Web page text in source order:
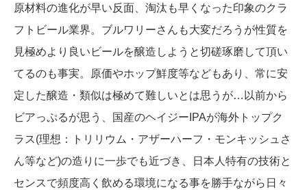
原材料の進化が早い反面、淘汰も早くなった印象のクラ
フトビール業界。ブルワリーさんも大変だろうが性質を
見極めより良いビールを醸造しようと切磋琢磨して頂い
てるのも事実。原価やホップ鮮度等などもあり、常に安
定した醸造・類似は極めて難しいとは思うが…以前から
ビアっぷるが思う、国産のヘイジーIPAが海外トップク
ラス(理想：トリリウム・アザーハーフ・モンキッシュさ
ん等など)の造りに一歩でも近づき、日本人特有の技術と
センスで頻度高く飲める環境になる事を勝手ながら日々